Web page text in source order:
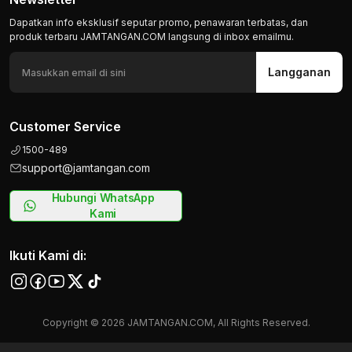
Dapatkan info eksklusif seputar promo, penawaran terbatas, dan
produk terbaru JAMTANGAN.COM langsung di inbox emailmu.
Langganan
Customer Service
1500-489
support@jamtangan.com
Hubungi WhatsApp
Kami
Ikuti Kami di:
Copyright © 2026 JAMTANGAN.COM, All Rights Reserved.